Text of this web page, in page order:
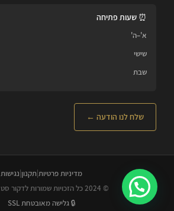
⏰ שעות פתיחה
א'–ה'
שישי
שבת
שלח לנו הודעה ←
מדיניות פרטיותתקנון נגישות
© 2024 כל הזכויות שמורות לדקור סטאר בע"מ
🔒 גלישה מאובטחת SSL